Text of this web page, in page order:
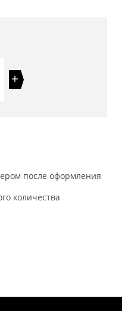
+
после оформления
количества